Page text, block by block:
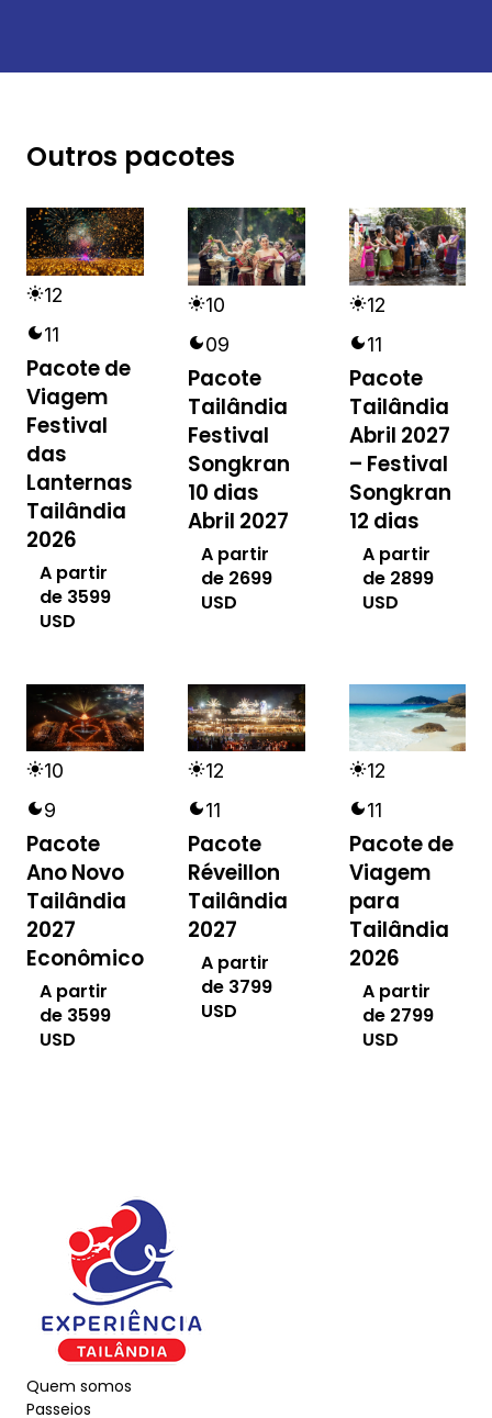
Outros pacotes
12
11
Pacote de
Viagem
Festival
das
Lanternas
Tailândia
2026
A partir
de 3599
USD
10
09
Pacote
Tailândia
Festival
Songkran
10 dias
Abril 2027
A partir
de 2699
USD
12
11
Pacote
Tailândia
Abril 2027
– Festival
Songkran
12 dias
A partir
de 2899
USD
10
9
Pacote
Ano Novo
Tailândia
2027
Econômico
A partir
de 3599
USD
12
11
Pacote
Réveillon
Tailândia
2027
A partir
de 3799
USD
12
11
Pacote de
Viagem
para
Tailândia
2026
A partir
de 2799
USD
Quem somos
Passeios